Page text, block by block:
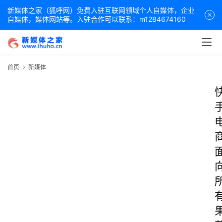
新媒体之家（狐呼网）免费入驻互联网领域个人自媒体，企业
自媒体，媒体网站等。入驻合作可以联系：m1284674160
首页 新媒体